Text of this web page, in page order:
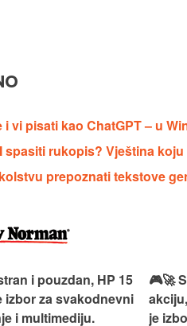
i vi pisati kao ChatGPT – u
spasiti rukopis? Vještina
prepoznati tekstove
i pouzdan, HP 15
izbor za svakodnevni
i multimediju.
🎮🚀
je